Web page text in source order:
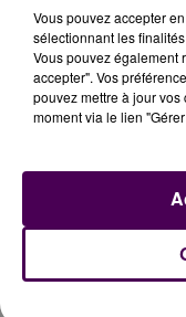
31
Vous pouvez accepter
sélectionnant les
Vous pouvez également
accepter". Vos
pouvez mettre à jour
moment via le lien